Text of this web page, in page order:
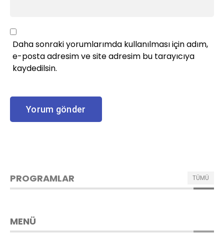
Daha sonraki yorumlarımda kullanılması için adım,
e-posta adresim ve site adresim bu tarayıcıya
kaydedilsin.
PROGRAMLAR TÜMÜ
MENÜ